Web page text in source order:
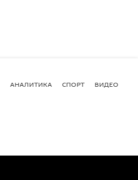
АНАЛИТИКА СПОРТ ВИДЕО